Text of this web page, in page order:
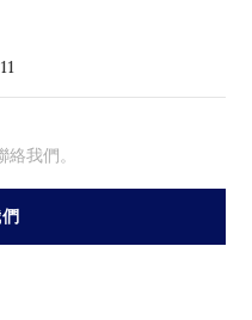
我們。